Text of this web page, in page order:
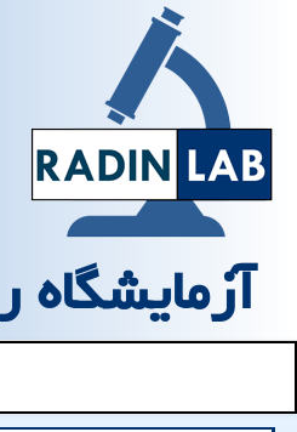
آزمایشگاه